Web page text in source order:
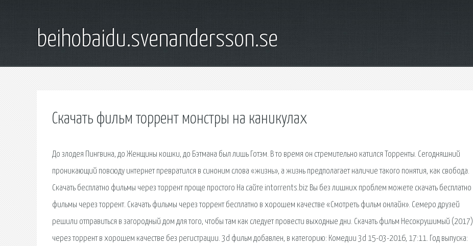
beihobaidu.svenandersson.se
Скачать фильм торрент монстры на каникулах
До злодея Пингвина, до Женщины кошки, до Бэтмана был лишь Готэм. В то время он стремительно катился Торренты. Сегодняшний
проникающий повсюду интернет превратился в синоним слова «жизнь», а жизнь предполагает наличие такого понятия, как свобода.
Скачать бесплатно фильмы через торрент проще простого На сайте intorrents.biz Вы без лишних проблем можете скачать бесплатно
фильмы через торрент. Скачать фильмы через торрент бесплатно в хорошем качестве «Смотреть фильм онлайн». Семеро друзей
решили отправиться в загородный дом для того, чтобы там как следует провести выходные дни. Скачать фильм Несокрушимый (2017)
через торрент в хорошем качестве без регистрации. 3d фильм добавлен, в категорию: Комедии 3d 15-03-2016, 17:11. Год выпуска: